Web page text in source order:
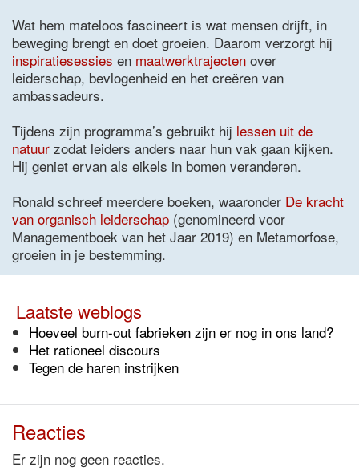
Wat hem mateloos fascineert is wat mensen drijft, in
beweging brengt en doet groeien. Daarom verzorgt hij
inspiratiesessies en maatwerktrajecten over
leiderschap, bevlogenheid en het creëren van
ambassadeurs.
Tijdens zijn programma’s gebruikt hij lessen uit de
natuur zodat leiders anders naar hun vak gaan kijken.
Hij geniet ervan als eikels in bomen veranderen.
Ronald schreef meerdere boeken, waaronder De kracht
van organisch leiderschap (genomineerd voor
Managementboek van het Jaar 2019) en Metamorfose,
groeien in je bestemming.
Laatste weblogs
Hoeveel burn-out fabrieken zijn er nog in ons land?
Het rationeel discours
Tegen de haren instrijken
Reacties
Er zijn nog geen reacties.